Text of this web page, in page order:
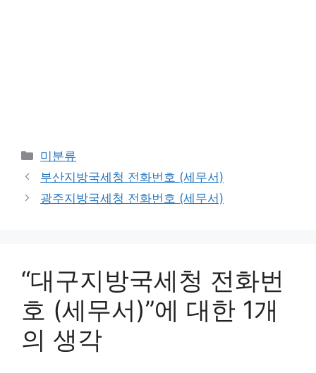
카
테
리
미분류
부산지방국세청 전화번호 (세무서)
광주지방국세청 전화번호 (세무서)
“대구지방국세청 전화번
호 (세무서)”에 대한 1개
의 생각